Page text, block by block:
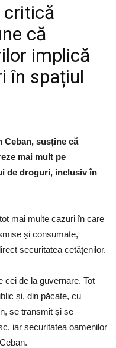
critică
că
implică
în spațiul
Ceban, susține că
mai mult pe
de droguri, inclusiv în
mai multe cazuri în care
și consumate,
securitatea cetățenilor.
cei de la guvernare. Tot
și, din păcate, cu
se transmit și se
iar securitatea oamenilor